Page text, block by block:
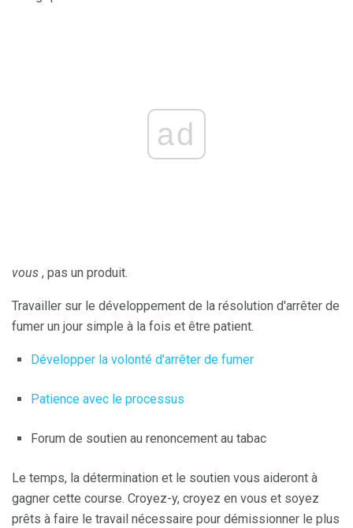
ad
vous , pas un produit.
Travailler sur le développement de la résolution d'arrêter de
fumer un jour simple à la fois et être patient.
Développer la volonté d'arrêter de fumer
Patience avec le processus
Forum de soutien au renoncement au tabac
Le temps, la détermination et le soutien vous aideront à
gagner cette course. Croyez-y, croyez en vous et soyez
prêts à faire le travail nécessaire pour démissionner le plus